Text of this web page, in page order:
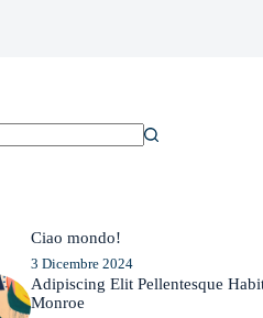
Ciao mondo!
3 Dicembre 2024
Adipiscing Elit Pellentesque
Monroe